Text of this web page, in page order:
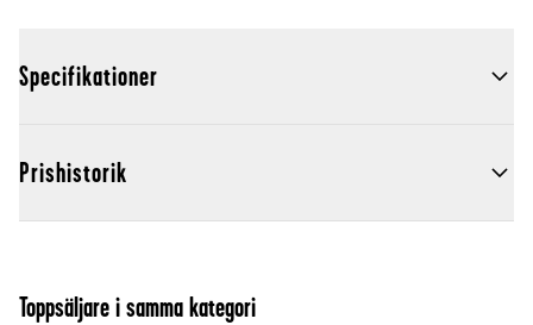
Specifikationer
Prishistorik
Toppsäljare i samma kategori